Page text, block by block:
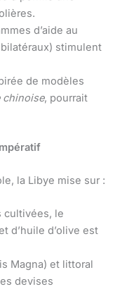
d’aide au
stimulent
de modèles
chinoise, pourrait
la Libye mise sur :
cultivées, le
d’huile d’olive est
Magna) et littoral
devises